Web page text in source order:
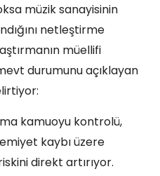
müzik sanayisinin
netleştirme
müellifi
durumunu açıklayan
kamuoyu kontrolü,
kaybı üzere
direkt artırıyor.